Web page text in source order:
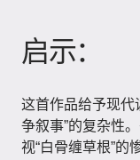
启示：
这首作品给予现代
争叙事”的复杂性
视“白骨缠草根”